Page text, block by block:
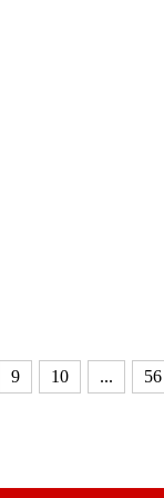
9 10 ... 56